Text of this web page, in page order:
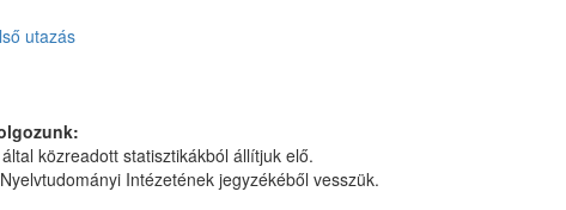
utazás
közreadott statisztikákból állítjuk elő.
Intézetének jegyzékéből vesszük.